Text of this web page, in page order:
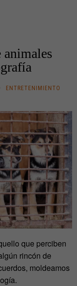
animales
ENTRETENIMIENTO
que perciben
rincón de
moldeamos